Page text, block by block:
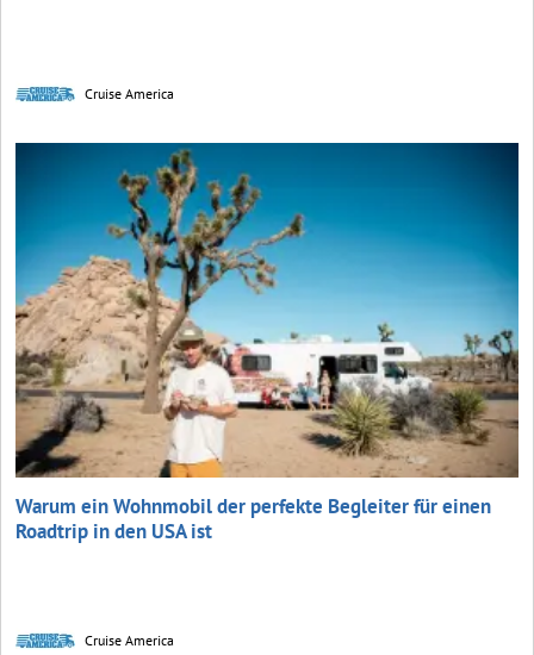
Cruise America
Warum ein Wohnmobil der perfekte Begleiter für einen
Roadtrip in den USA ist
Cruise America